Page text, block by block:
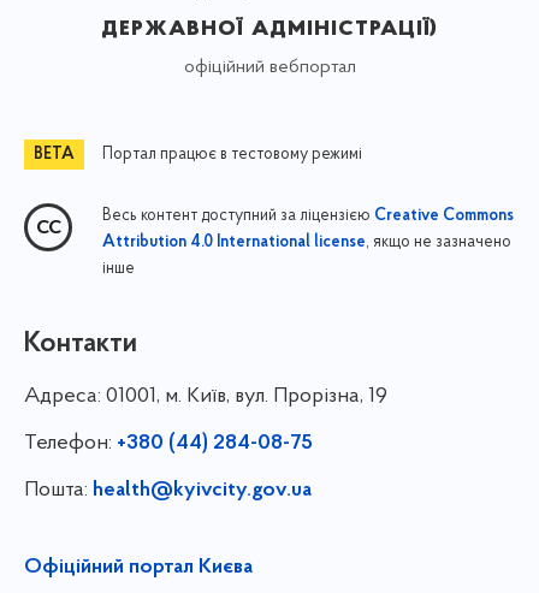
державної адміністрації)
офіційний вебпортал
Портал працює в тестовому режимі
Весь контент доступний за ліцензією Creative Commons
Attribution 4.0 International license, якщо не зазначено
інше
Контакти
Адреса: 01001, м. Київ, вул. Прорізна, 19
Телефон: +380 (44) 284-08-75
Пошта: health@kyivcity.gov.ua
Офіційний портал Києва